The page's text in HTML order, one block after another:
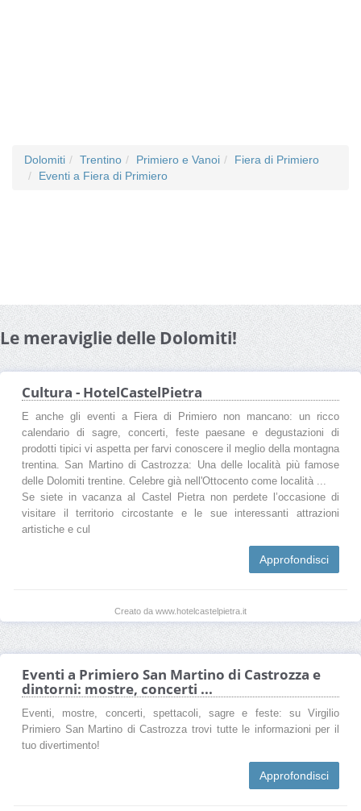
Dolomiti Trentino Primiero e Vanoi
Fiera di Primiero
Eventi a Fiera di Primiero
Le meraviglie delle Dolomiti!
Cultura - HotelCastelPietra
E anche gli eventi a Fiera di Primiero non mancano: un ricco
calendario di sagre, concerti, feste paesane e degustazioni di
prodotti tipici vi aspetta per farvi conoscere il meglio della montagna
trentina. San Martino di Castrozza: Una delle località più famose
delle Dolomiti trentine. Celebre già nell'Ottocento come località ...
Se siete in vacanza al Castel Pietra non perdete l’occasione di
visitare il territorio circostante e le sue interessanti attrazioni
artistiche e cul
Approfondisci
Creato da www.hotelcastelpietra.it
Eventi a Primiero San Martino di Castrozza e
dintorni: mostre, concerti ...
Eventi, mostre, concerti, spettacoli, sagre e feste: su Virgilio
Primiero San Martino di Castrozza trovi tutte le informazioni per il
tuo divertimento!
Approfondisci